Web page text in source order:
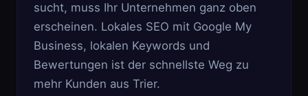
sucht, muss Ihr Unternehmen ganz oben
erscheinen. Lokales SEO mit Google My
Business, lokalen Keywords und
Bewertungen ist der schnellste Weg zu
mehr Kunden aus Trier.